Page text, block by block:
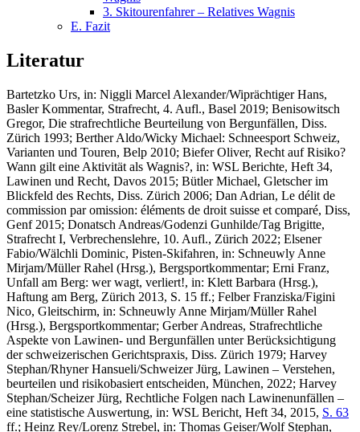
3. Skitourenfahrer – Relatives Wagnis
E. Fazit
Literatur
Bartetzko Urs, in: Niggli Marcel Alexander/Wiprächtiger Hans,
Basler Kommentar, Strafrecht, 4. Aufl., Basel 2019; Benisowitsch
Gregor, Die strafrechtliche Beurteilung von Bergunfällen, Diss.
Zürich 1993; Berther Aldo/Wicky Michael: Schneesport Schweiz,
Varianten und Touren, Belp 2010; Biefer Oliver, Recht auf Risiko?
Wann gilt eine Aktivität als Wagnis?, in: WSL Berichte, Heft 34,
Lawinen und Recht, Davos 2015; Bütler Michael, Gletscher im
Blickfeld des Rechts, Diss. Zürich 2006; Dan Adrian, Le délit de
commission par omission: éléments de droit suisse et comparé, Diss,
Genf 2015; Donatsch Andreas/Godenzi Gunhilde/Tag Brigitte,
Strafrecht I, Verbrechenslehre, 10. Aufl., Zürich 2022; Elsener
Fabio/Wälchli Dominic, Pisten-Skifahren, in: Schneuwly Anne
Mirjam/Müller Rahel (Hrsg.), Bergsportkommentar; Erni Franz,
Unfall am Berg: wer wagt, verliert!, in: Klett Barbara (Hrsg.),
Haftung am Berg, Zürich 2013, S. 15 ff.; Felber Franziska/Figini
Nico, Gleitschirm, in: Schneuwly Anne Mirjam/Müller Rahel
(Hrsg.), Bergsportkommentar; Gerber Andreas, Strafrechtliche
Aspekte von Lawinen- und Bergunfällen unter Berücksichtigung
der schweizerischen Gerichtspraxis, Diss. Zürich 1979; Harvey
Stephan/Rhyner Hansueli/Schweizer Jürg, Lawinen – Verstehen,
beurteilen und risikobasiert entscheiden, München, 2022; Harvey
Stephan/Scheizer Jürg, Rechtliche Folgen nach Lawinenunfällen –
eine statistische Auswertung, in: WSL Bericht, Heft 34, 2015, S. 63
ff.; Heinz Rey/Lorenz Strebel, in: Thomas Geiser/Wolf Stephan,